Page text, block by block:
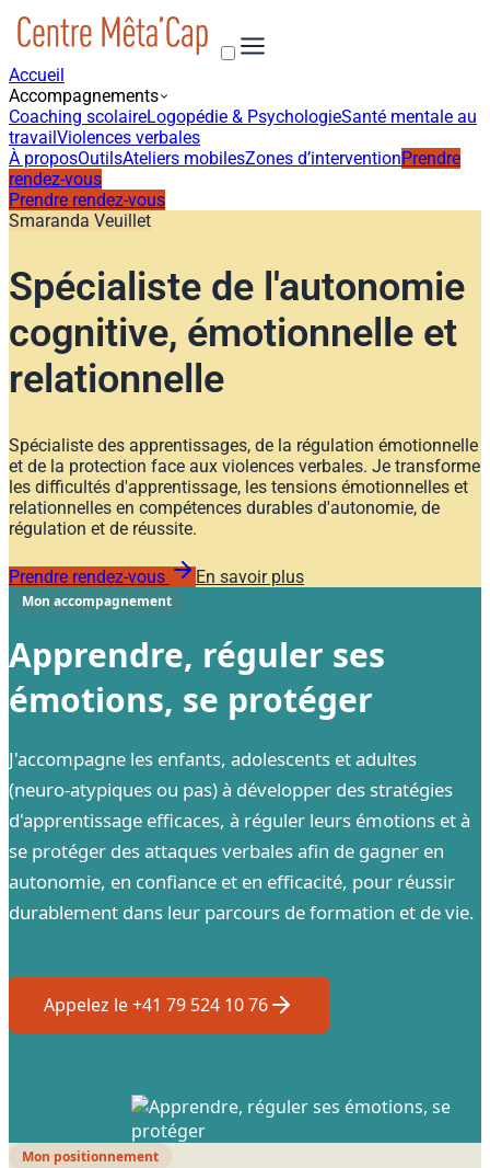
Accueil
Accompagnements
Coaching scolaireLogopédie & PsychologieSanté mentale au
travailViolences verbales
À proposOutilsAteliers mobilesZones d’interventionPrendre
rendez-vous
Prendre rendez-vous
Smaranda Veuillet
Spécialiste de l'autonomie
cognitive, émotionnelle et
relationnelle
Spécialiste des apprentissages, de la régulation émotionnelle
et de la protection face aux violences verbales. Je transforme
les difficultés d'apprentissage, les tensions émotionnelles et
relationnelles en compétences durables d'autonomie, de
régulation et de réussite.
Prendre rendez-vous En savoir plus
Mon accompagnement
Apprendre, réguler ses
émotions, se protéger
J'accompagne les enfants, adolescents et adultes
(neuro-atypiques ou pas) à développer des stratégies
d'apprentissage efficaces, à réguler leurs émotions et à
se protéger des attaques verbales afin de gagner en
autonomie, en confiance et en efficacité, pour réussir
durablement dans leur parcours de formation et de vie.
Appelez le +41 79 524 10 76
Mon positionnement